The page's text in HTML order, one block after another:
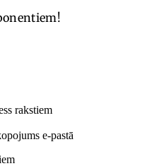
rakstiem
e-pastā